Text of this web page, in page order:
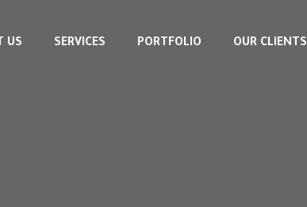
US SERVICES PORTFOLIO OUR CLIENTS